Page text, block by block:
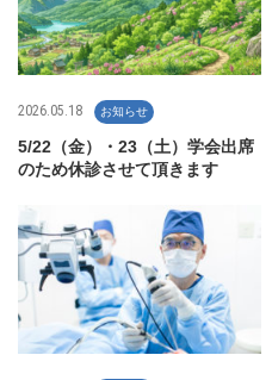
2026.05.18 お知らせ
5/22（金）・23（土）学会出席
のため休診させて頂きます